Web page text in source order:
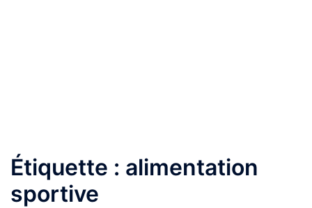
Étiquette : alimentation
sportive